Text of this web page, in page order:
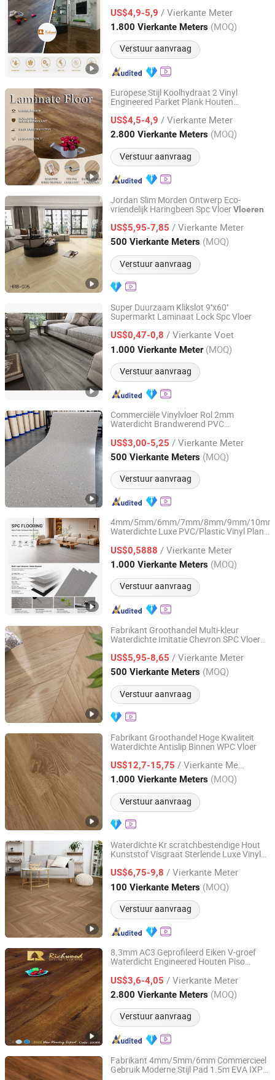
Gelamineerde Vloerenvoor Hotel
Restaurant Kantoor
US$4,9-5,9 / Vierkante Meter
1.800 Vierkante Meters (MOQ)
Verstuur aanvraag
Jiangsu, China Sinds 2016
Europese Stijl Koolhydraat 2 Vinyl
Engineered Parket Plank Houten
US$4,5-4,9 / Vierkante Meter
2.800 Vierkante Meters (MOQ)
Verstuur aanvraag
Changzhou Richwood Decorative Material Co., Ltd.
Jiangsu, China Sinds 2016
Jordan Slim Morden Ontwerp Eco-
vriendelijk Haringbeen Spc VloerVloeren
US$5,95-7,85 / Vierkante Meter
500 Vierkante Meters (MOQ)
Verstuur aanvraag
Jordan New Material (Changzhou) Co., Ltd.
Jiangsu, China Sinds 2025
Super Duurzaam Klikslot 9''x60''
Supermarkt Laminaat Lock Spc Vloer
US$0,47-0,8 / Vierkante Voet
1.000 Vierkante Meter (MOQ)
Verstuur aanvraag
Hangzhou Flysnow New Material Co., Ltd
Zhejiang, China Sinds 2025
Commerciële Vinylvloer Rol 2mm
Waterdicht Brandwerend PVC
Gezondheidszorg
US$3,00-5,25 / Vierkante Meter
500 Vierkante Meters (MOQ)
Verstuur aanvraag
Sunjoy Material Technology Co., Ltd.
Jiangsu, China Sinds 2023
4mm/5mm/6mm/7mm/8mm/9mm/10mm
Waterdichte Luxe PVC/Plastic Vinyl Plank
Vloeren/ Vloer
US$0,5888 / Vierkante Meter
1.000 Vierkante Meters (MOQ)
Verstuur aanvraag
Sunjoy Material Technology Co., Ltd.
Jiangsu, China Sinds 2023
Fabrikant Groothandel Multi-kleur
Waterdichte Imitatie Chevron SPC Vloer
US$5,95-8,65 / Vierkante Meter
500 Vierkante Meters (MOQ)
Verstuur aanvraag
Jordan New Material (Changzhou) Co., Ltd.
Jiangsu, China Sinds 2025
Fabrikant Groothandel Hoge Kwaliteit
Waterdichte Antislip Binnen WPC Vloer
US$12,7-15,75 / Vierkante Meter
1.000 Vierkante Meters (MOQ)
Verstuur aanvraag
Jordan New Material (Changzhou) Co., Ltd.
Jiangsu, China Sinds 2025
Waterdichte Kr scratchbestendige Hout
Kunststof Visgraat Sterlende Luxe Vinyl
US$6,75-9,8 / Vierkante Meter
100 Vierkante Meters (MOQ)
Verstuur aanvraag
Changzhou Richwood Decorative Material Co., Ltd.
Jiangsu, China Sinds 2016
8.3mm AC3 Geprofileerd Eiken V-groef
Waterdicht Engineered Houten Piso
Vloerenvoor Hotel Restaurant Kantoor
US$3,6-4,05 / Vierkante Meter
2.800 Vierkante Meters (MOQ)
Verstuur aanvraag
Changzhou Richwood Decorative Material Co., Ltd.
Jiangsu, China Sinds 2016
Fabrikant 4mm/5mm/6mm Commercieel
Gebruik Moderne Stijl Pad 1.5m EVA IXPE
Sunjoy Material Technology Co., Ltd.